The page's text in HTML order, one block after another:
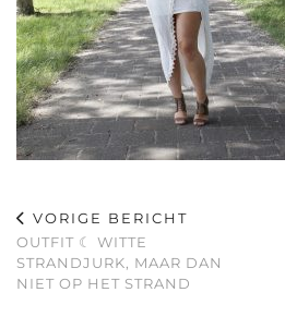
VORIGE BERICHT
OUTFIT ☾ WITTE
STRANDJURK, MAAR DAN
NIET OP HET STRAND